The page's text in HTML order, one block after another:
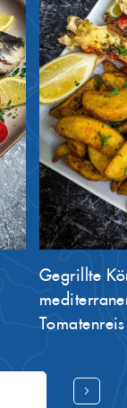
Gegrillte
Tomatenreis